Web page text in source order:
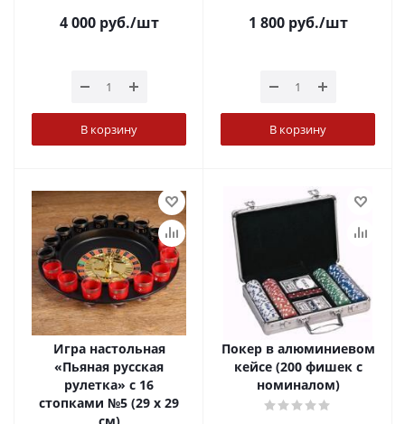
4 000руб./шт
В корзину
1 800руб./шт
В корзину
Игра настольная
«Пьяная русская
рулетка» с 16
стопками №5 (29 х 29
Покер в алюминиевом
кейсе (200 фишек с
номиналом)